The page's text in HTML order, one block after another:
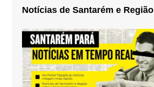
Notícias de Santarém e Região